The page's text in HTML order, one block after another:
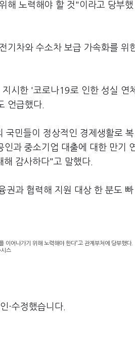
해 노력해야 할 것"이라고 당부했
기차와 수소차 보급 가속화를 위
시한 '코로나19로 인한 성실 연체
언급했다.
민들이 정상적인 경제생활로 복
과 중소기업 대출에 대한 만기
감사하다"고 말했다.
권과 협력해 지원 대상 한 분도 빠
이어나가기 위해 노력해야 한다”고 관계부처에 당부했다.
시스
·수정했습니다.